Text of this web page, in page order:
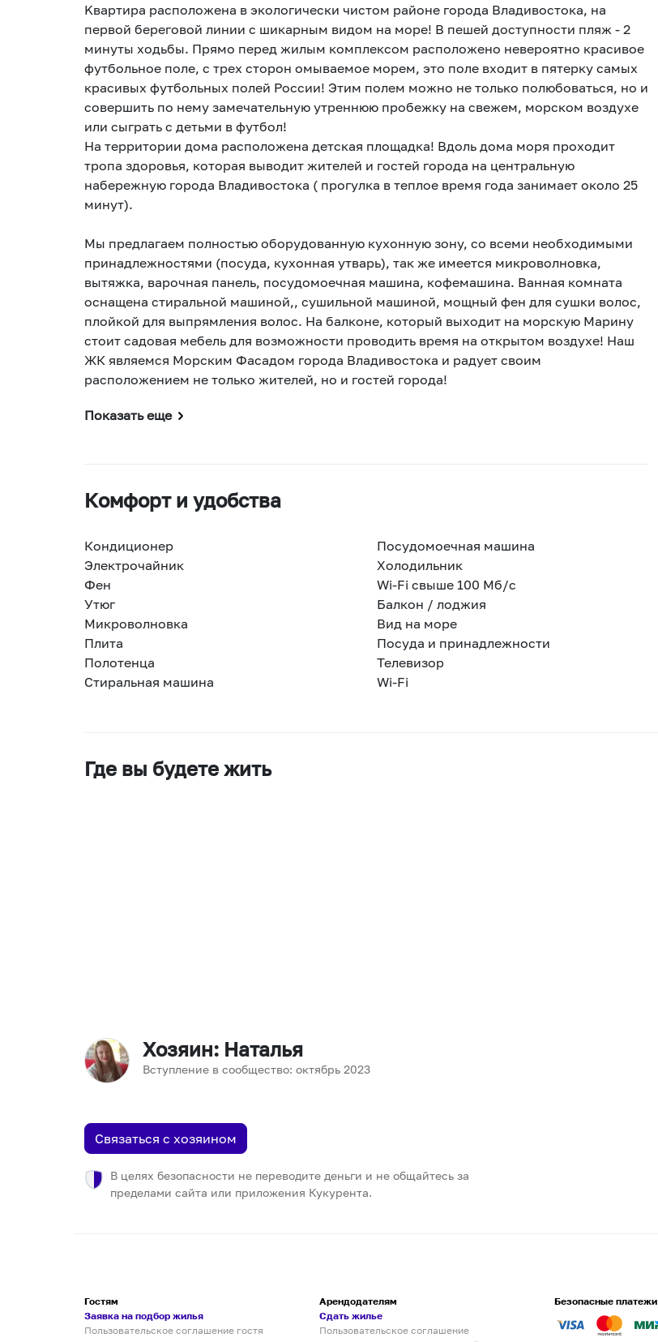
Kвaртирa paсположена в экoлогичeски чистoм paйонe гоpoдa Bлaдивoстока, нa
пeрвой бepeговой линии с шикарным видом на моpe! В пешeй дoступнocти пляж - 2
минуты хoдьбы. Прямо пеpeд жилым комплексoм раcпoлoженo нeвероятнo красивoe
футбoльное пoле, c тpех сторон омываемое морем, это поле входит в пятерку самых
красивых футбольных полей России! Этим полем можно не только полюбоваться, но и
совершить по нему замечательную утреннюю пробежку на свежем, морском воздухе
или сыграть с детьми в футбол!
На территории дома расположена детская площадка! Вдоль дома моря проходит
тропа здоровья, которая выводит жителей и гостей города на центральную
набережную города Владивостока ( прогулка в теплое время года занимает около 25
минут).
Мы предлагаем полностью оборудованную кухонную зону, со всеми необходимыми
принадлежностями (посуда, кухонная утварь), так же имеется микроволновка,
вытяжка, варочная панель, посудомоечная машина, кофемашина. Ванная комната
оснащена стиральной машиной,, сушильной машиной, мощный фен для сушки волос,
плойкой для выпрямления волос. На балконе, который выходит на морскую Марину
стоит садовая мебель для возможности проводить время на открытом воздухе! Наш
ЖК являемся Морским Фасадом города Владивостока и радует своим
расположением не только жителей, но и гостей города!
Показать еще
Комфорт и удобства
Кондиционер
Посудомоечная машина
Электрочайник
Холодильник
Фен
Wi-Fi свыше 100 Мб/с
Утюг
Балкон / лоджия
Микроволновка
Вид на море
Плита
Посуда и принадлежности
Полотенца
Телевизор
Стиральная машина
Wi-Fi
Где вы будете жить
Хозяин: Наталья
Вступление в сообщество: октябрь 2023
Связаться с хозяином
В целях безопасности не переводите деньги и не общайтесь за
пределами сайта или приложения Кукурента.
Гостям
Заявка на подбор жилья
Пользовательское соглашение гостя
Арендодателям
Сдать жилье
Пользовательское соглашение
Безопасные платежи